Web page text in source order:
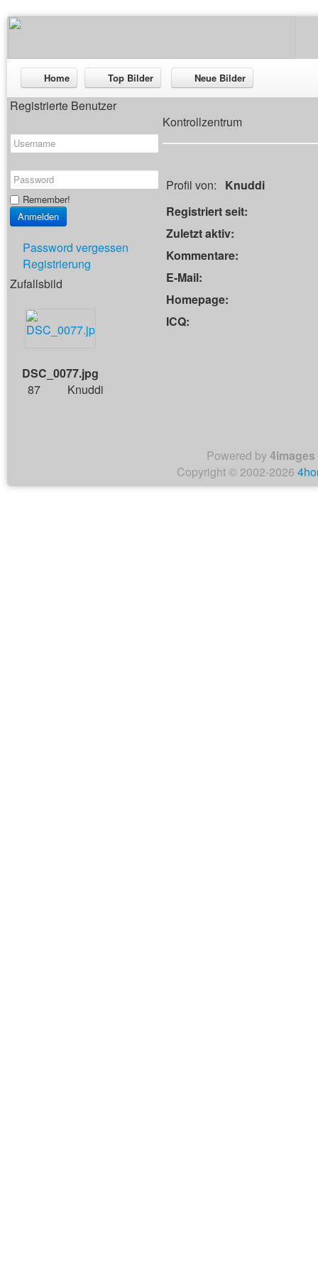
Home Top Bilder Neue Bilder
Registrierte Benutzer
Remember!
Password vergessen
Registrierung
Zufallsbild
DSC_0077.jpg
87
Knuddi
Kontrollzentrum
Profil von: Knuddi
Registriert seit:
Zuletzt aktiv:
Kommentare:
E-Mail:
Homepage:
ICQ:
Powered by4images
Copyright © 2002-2026